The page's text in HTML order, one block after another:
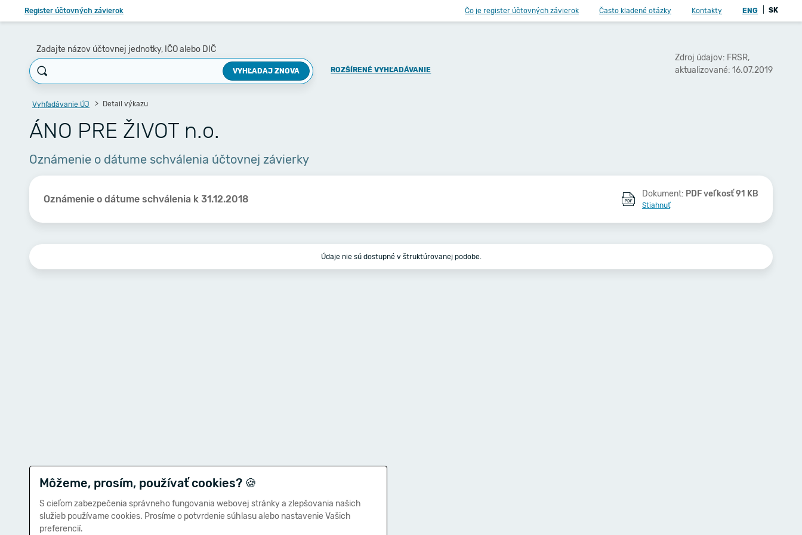
Register účtovných závierok Čo je register účtovných závierok Často kladené otázky Kontakty ENG SK
Zadajte názov účtovnej jednotky, IČO alebo DIČ
VYHĽADAJ ZNOVA ROZŠÍRENÉ VYHĽADÁVANIE
Zdroj údajov: FRSR,
aktualizované: 16.07.2019
Vyhľadávanie ÚJ Detail výkazu
ÁNO PRE ŽIVOT n.o.
Oznámenie o dátume schválenia účtovnej závierky
Oznámenie o dátume schválenia k 31.12.2018 Dokument: PDF veľkosť 91 KB
Stiahnuť
Údaje nie sú dostupné v štruktúrovanej podobe.
Môžeme, prosím, používať cookies? 🍪
S cieľom zabezpečenia správneho fungovania webovej stránky a zlepšovania našich
služieb používame cookies. Prosíme o potvrdenie súhlasu alebo nastavenie Vašich
preferencií.